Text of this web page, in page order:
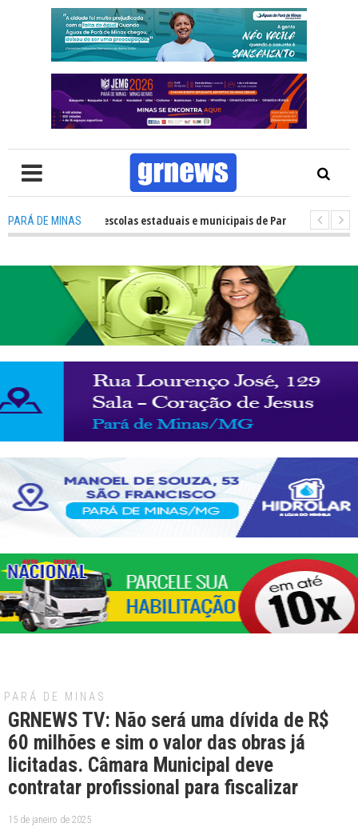
PARÁ DE MINASdas escolas estaduais e municipais de Pará de Minas no IDEB
PARÁ DE MINAS
GRNEWS TV: Não será uma dívida de R$
60 milhões e sim o valor das obras já
licitadas. Câmara Municipal deve
contratar profissional para fiscalizar
15 de janeiro de 2025